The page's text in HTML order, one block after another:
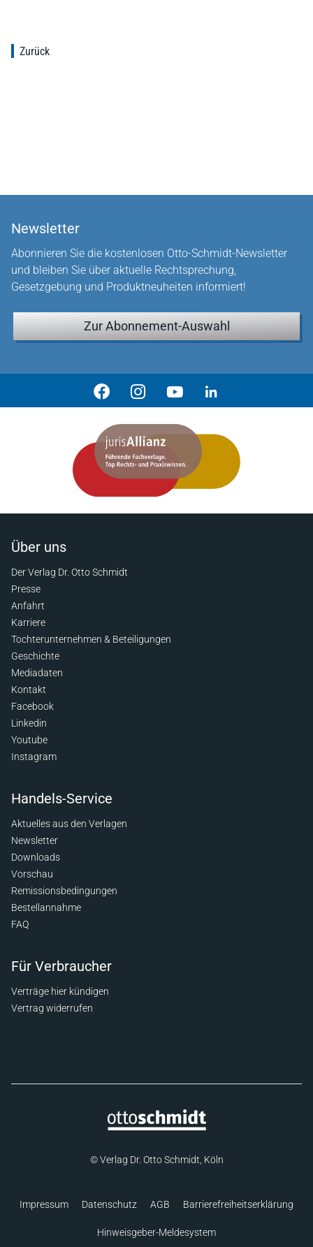
Zurück
Newsletter
Abonnieren Sie die kostenlosen Otto-Schmidt-Newsletter
und bleiben Sie über aktuelle Rechtsprechung,
Gesetzgebung und Produktneuheiten informiert!
Zur Abonnement-Auswahl
Über uns
Der Verlag Dr. Otto Schmidt
Presse
Anfahrt
Karriere
Tochterunternehmen & Beteiligungen
Geschichte
Mediadaten
Kontakt
Facebook
Linkedin
Youtube
Instagram
Handels-Service
Aktuelles aus den Verlagen
Newsletter
Downloads
Vorschau
Remissionsbedingungen
Bestellannahme
FAQ
Für Verbraucher
Verträge hier kündigen
Vertrag widerrufen
© Verlag Dr. Otto Schmidt, Köln
Impressum Datenschutz AGB Barrierefreiheitserklärung
Hinweisgeber-Meldesystem